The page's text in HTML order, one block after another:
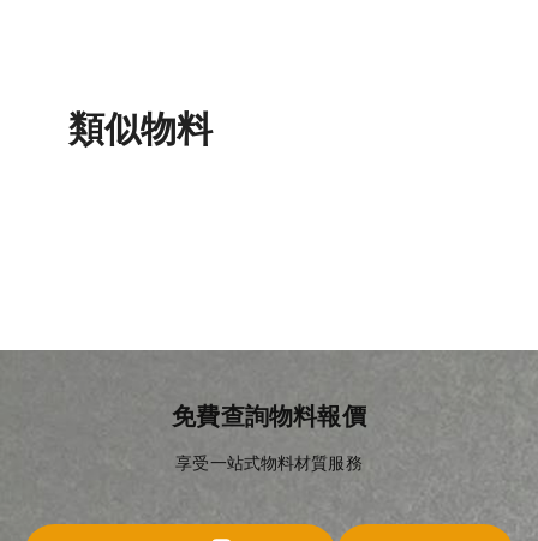
類似物料
免費查詢物料報價
享受一站式物料材質服務